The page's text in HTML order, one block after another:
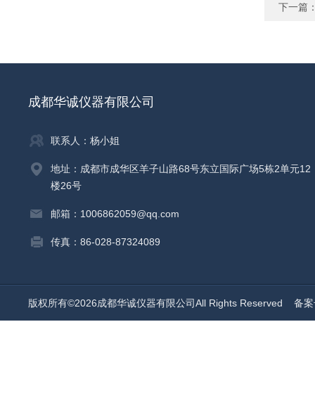
下一篇
成都华诚仪器有限公司
联系人：杨小姐
地址：成都市成华区羊子山路68号东立国际广场5栋2单元12
楼26号
邮箱：1006862059@qq.com
传真：86-028-87324089
版权所有©2026成都华诚仪器有限公司All Rights Reserved 备